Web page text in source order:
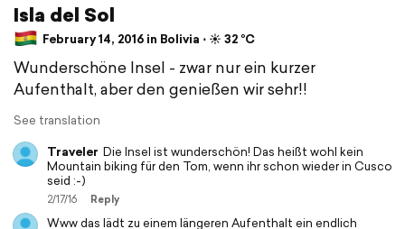
Isla del Sol
February 14, 2016 in Bolivia ⋅ ☀️ 32 °C
Wunderschöne Insel - zwar nur ein kurzer
Aufenthalt, aber den genießen wir sehr!!
See translation
Traveler Die Insel ist wunderschön! Das heißt wohl kein
Mountain biking für den Tom, wenn ihr schon wieder in Cusco
seid :-)
2/17/16 Reply
Www das lädt zu einem längeren Aufenthalt ein endlich